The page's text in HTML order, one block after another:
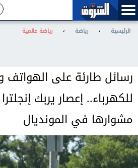
الرئيسية › رياضة › رياضة عالمية
رسائل طارئة على الهواتف
للكهرباء.. إعصار يربك
مشوارها في المونديال